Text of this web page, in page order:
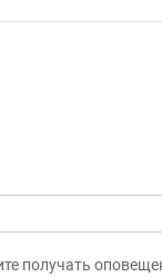
получать